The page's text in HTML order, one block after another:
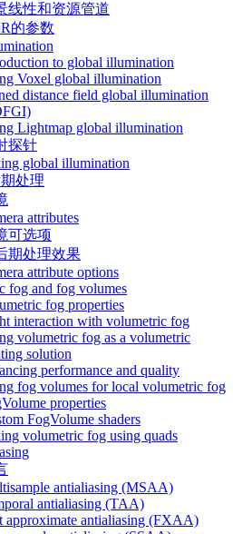
线性和资源管道
的参数
to global illumination
Voxel global illumination
distance field global illumination
Lightmap global illumination
探针
global illumination
处理
attributes
可选项
期处理效果
attribute options
fog and fog volumes
fog properties
interaction with volumetric fog
volumetric fog as a volumetric
solution
performance and quality
fog volumes for local volumetric fog
properties
FogVolume shaders
volumetric fog using quads
antialiasing (MSAA)
antialiasing (TAA)
approximate antialiasing (FXAA)